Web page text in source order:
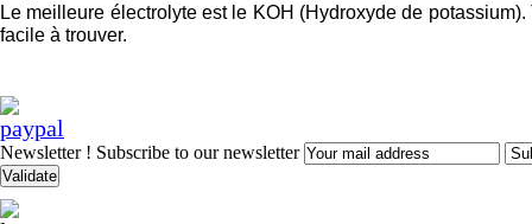
Le meilleure électrolyte est le KOH (Hydroxyde de potassium).
facile à trouver.
Newsletter ! Subscribe to our newsletter